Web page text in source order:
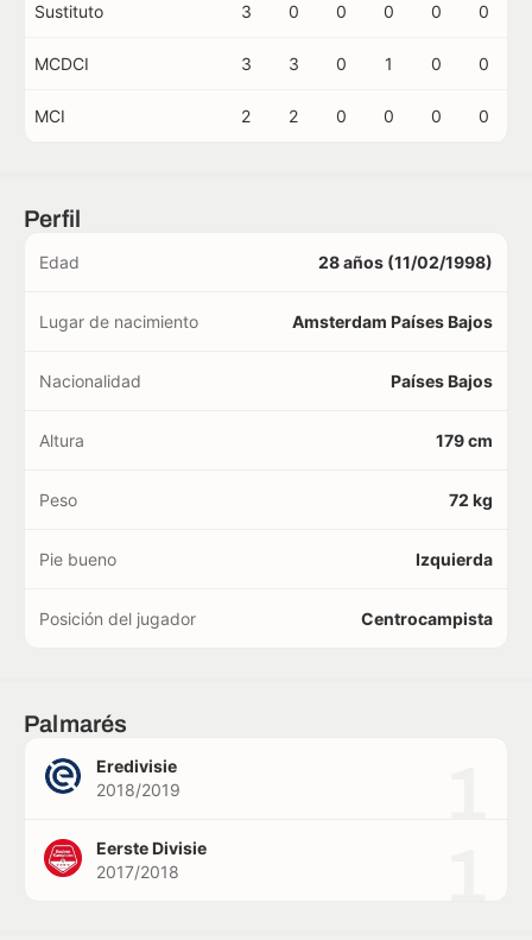
Sustituto 3 0 0 0 0 0
MCDCI 3 3 0 1 0 0
MCI 2 2 0 0 0 0
Perfil
Edad 28 años (11/02/1998)
Lugar de nacimiento Amsterdam Países Bajos
Nacionalidad Países Bajos
Altura 179 cm
Peso 72 kg
Pie bueno Izquierda
Posición del jugador Centrocampista
Palmarés
Eredivisie
2018/2019
Eerste Divisie
2017/2018